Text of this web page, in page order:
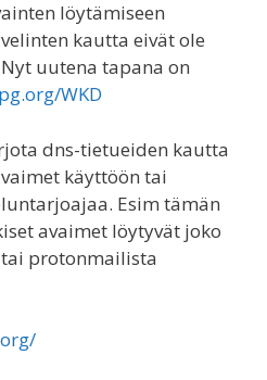
löytämiseen
kautta eivät ole
uutena tapana on
WKD
dns-tietueiden kautta
käyttöön tai
Esim tämän
avaimet löytyvät joko
protonmailista